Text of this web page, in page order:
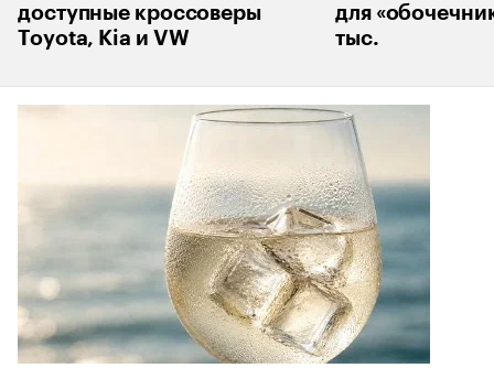
доступные кроссоверы
Toyota, Kia и VW
для
тыс.